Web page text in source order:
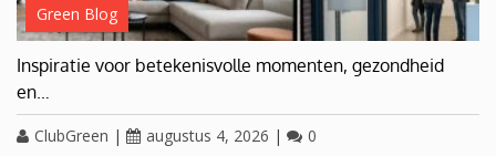
Green Blog
Inspiratie voor betekenisvolle momenten, gezondheid
en…
ClubGreen | augustus 4, 2026 | 0